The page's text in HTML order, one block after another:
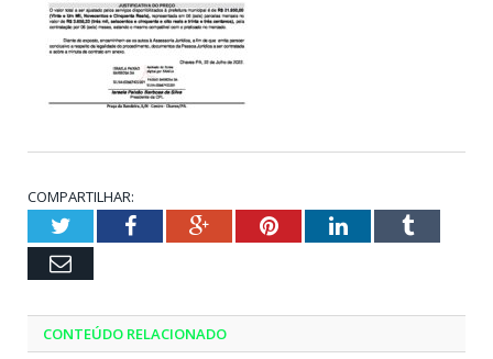
COMPARTILHAR:
TwitterFacebookGoogle+PinterestLinkedInTumblr
Email
CONTEÚDO RELACIONADO